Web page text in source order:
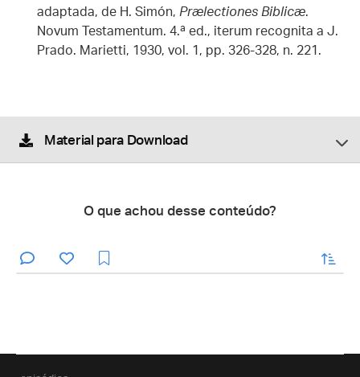
adaptada, de H. Simón, Prælectiones Biblicæ.
Novum Testamentum. 4.ª ed., iterum recognita a J.
Prado. Marietti, 1930, vol. 1, pp. 326-328, n. 221.
Material para Download
O que achou desse conteúdo?
enviar